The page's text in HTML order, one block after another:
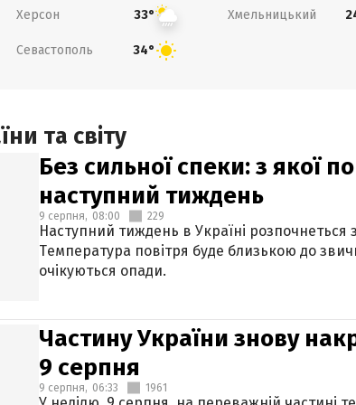
Херсон 33° Хмельницький
Севастополь 34°
та світу
Без сильної спеки: з якої
наступний тиждень
9 серпня, 08:00 229
Наступний тиждень в Україні розпочнеться
Температура повітря буде близькою до
очікуються опади.
Частину України знову
9 серпня
9 серпня, 06:33 1961